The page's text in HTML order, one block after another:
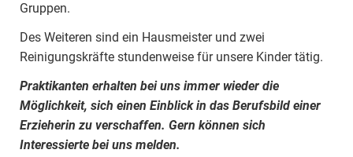
Gruppen.
Des Weiteren sind ein Hausmeister und zwei
Reinigungskräfte stundenweise für unsere Kinder tätig.
Praktikanten erhalten bei uns immer wieder die
Möglichkeit, sich einen Einblick in das Berufsbild einer
Erzieherin zu verschaffen. Gern können sich
Interessierte bei uns melden.